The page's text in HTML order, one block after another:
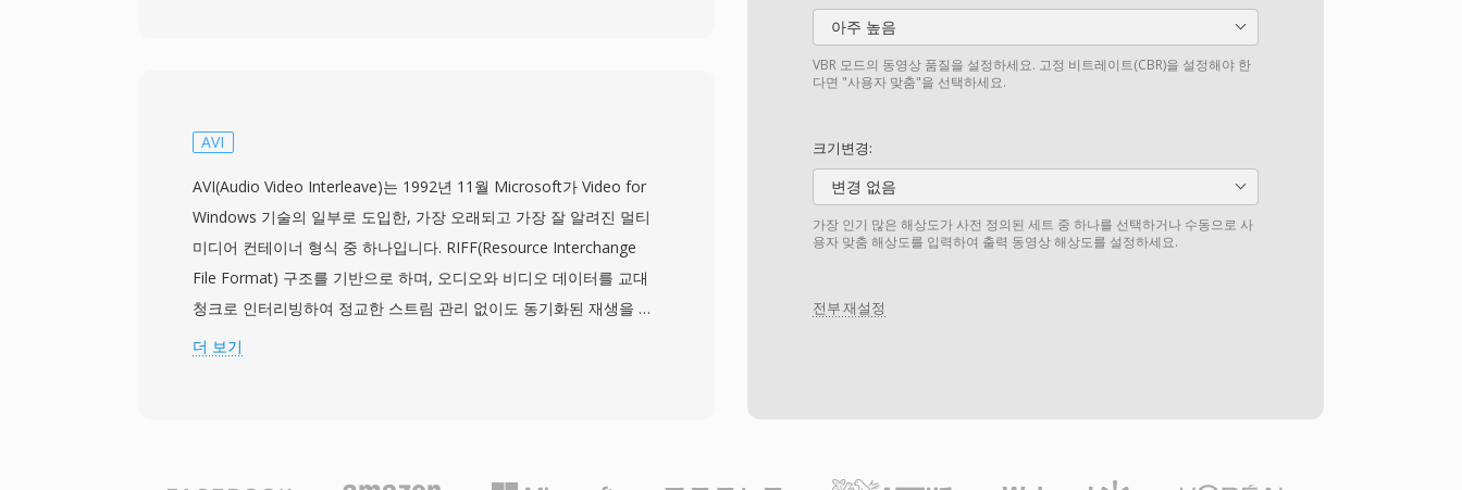
아주 높음
VBR 모드의 동영상 품질을 설정하세요. 고정 비트레이트(CBR)을 설정해야 한
다면 "사용자 맞춤"을 선택하세요.
크기변경:
변경 없음
가장 인기 많은 해상도가 사전 정의된 세트 중 하나를 선택하거나 수동으로 사
용자 맞춤 해상도를 입력하여 출력 동영상 해상도를 설정하세요.
전부 재설정
으로 고품질 비디오를 전달하는 것이 실용적입니다. Chrome, Firefox,
하며, YouTube는 VP9 in WebM을 콘텐츠의 상당 부분을 위한 주요
전달 형식으로 사용합니다. 이 형식은 비디오의 알파 채널 투명도를
지원하여, 웹 그래픽과 오버레이 합성에 유용합니다. 최근 WebM은
AV1 비디오를 지원하도록 확장되어, 개방형 코덱 채택을 위한 수단으
로서 계속 발전하고 있습니다. 경쟁력 있는 압축, 라이선스 비용 제로,
보편적인 브라우저 지원의 조합으로 WebM은 로열티 프리 웹 멀티미
AVI
AVI(Audio Video Interleave)는 1992년 11월 Microsoft가 Video for
Windows 기술의 일부로 도입한, 가장 오래되고 가장 잘 알려진 멀티
미디어 컨테이너 형식 중 하나입니다. RIFF(Resource Interchange
File Format) 구조를 기반으로 하며, 오디오와 비디오 데이터를 교대
청크로 인터리빙하여 정교한 스트림 관리 없이도 동기화된 재생을 가
능하게 합니다. 이 형식은 코덱에 구애받지 않으므로, 초기의 Cinepak
더 보기